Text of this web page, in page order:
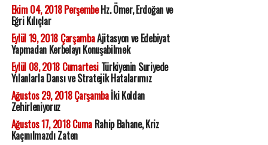
Ekim 04, 2018 PerşembeHz. Ömer, Erdoğan ve
Eğri Kılıçlar
Eylül 19, 2018 ÇarşambaAjitasyon ve Edebiyat
Yapmadan Kerbelayı Konuşabilmek
Eylül 08, 2018 CumartesiTürkiyenin Suriyede
Yılanlarla Dansı ve Stratejik Hatalarımız
Ağustos 29, 2018 Çarşambaİki Koldan
Zehirleniyoruz
Ağustos 17, 2018 CumaRahip Bahane, Kriz
Kaçınılmazdı Zaten